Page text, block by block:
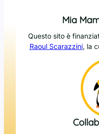
Mia
Questo sito è
Raoul Scarazzini, la